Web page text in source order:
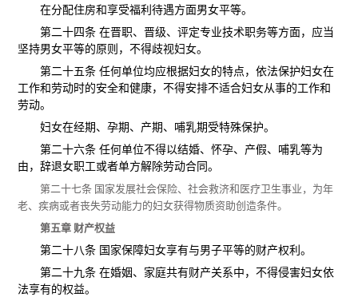
在分配住房和享受福利待遇方面男女平等。
第二十四条 在晋职、晋级、评定专业技术职务等方面，应当
坚持男女平等的原则，不得歧视妇女。
第二十五条 任何单位均应根据妇女的特点，依法保护妇女在
工作和劳动时的安全和健康，不得安排不适合妇女从事的工作和
劳动。
妇女在经期、孕期、产期、哺乳期受特殊保护。
第二十六条 任何单位不得以结婚、怀孕、产假、哺乳等为
由，辞退女职工或者单方解除劳动合同。
第二十七条 国家发展社会保险、社会救济和医疗卫生事业，为年
老、疾病或者丧失劳动能力的妇女获得物质资助创造条件。
第五章 财产权益
第二十八条 国家保障妇女享有与男子平等的财产权利。
第二十九条 在婚姻、家庭共有财产关系中，不得侵害妇女依
法享有的权益。